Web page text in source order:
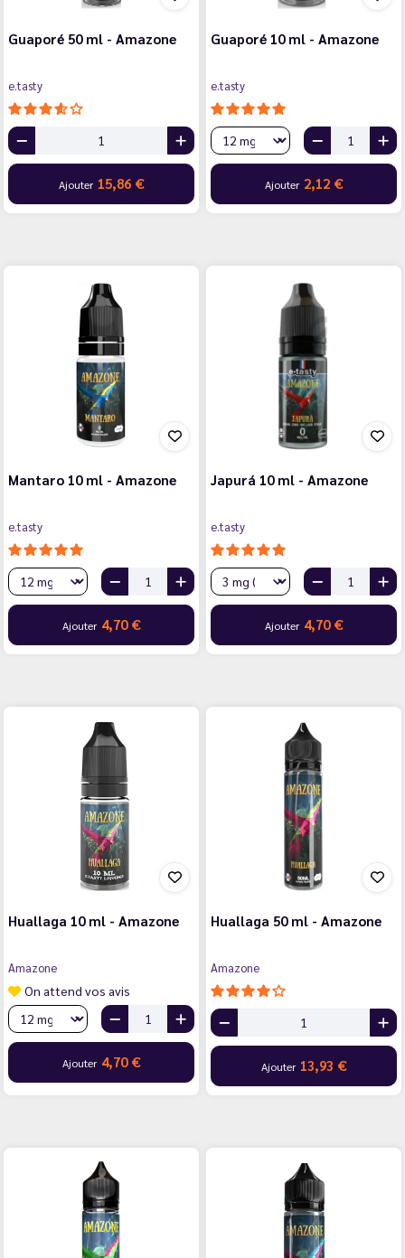
Guaporé 50 ml - Amazone
e.tasty
Ajouter 15,86 €
Guaporé 10 ml - Amazone
e.tasty
Ajouter 2,12 €
Mantaro 10 ml - Amazone
e.tasty
Ajouter 4,70 €
Japurá 10 ml - Amazone
e.tasty
Ajouter 4,70 €
Huallaga 10 ml - Amazone
Amazone
On attend vos avis
Ajouter 4,70 €
Huallaga 50 ml - Amazone
Amazone
Ajouter 13,93 €